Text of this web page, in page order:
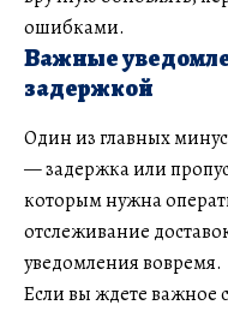
ошибками.
Важные
задержкой
Один из главных
— задержка или
которым нужна
отслеживание
уведомления вовремя.
Если вы ждете важное